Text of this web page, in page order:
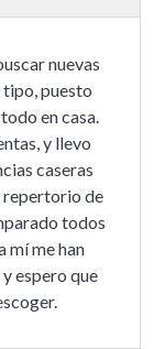
nuevas
puesto
en casa.
y llevo
caseras
repertorio de
todos
mí me han
espero que